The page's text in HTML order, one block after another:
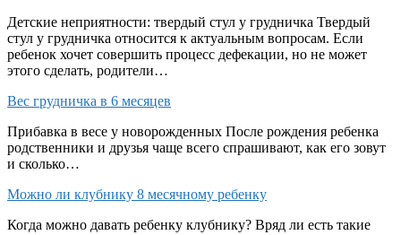
Детские неприятности: твердый стул у грудничка Твердый
стул у грудничка относится к актуальным вопросам. Если
ребенок хочет совершить процесс дефекации, но не может
этого сделать, родители…
Вес грудничка в 6 месяцев
Прибавка в весе у новорожденных После рождения ребенка
родственники и друзья чаще всего спрашивают, как его зовут
и сколько…
Можно ли клубнику 8 месячному ребенку
Когда можно давать ребенку клубнику? Вряд ли есть такие